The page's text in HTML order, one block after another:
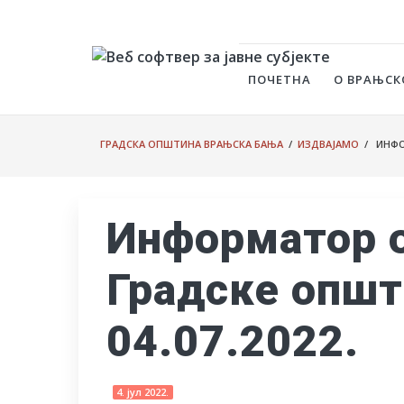
ПОЧЕТНА О
ГРАДСКА ОПШТИНА ВРАЊСКА БАЊА / ИЗДВАЈАМО /
Информатор
Градске
04.07.2022.
4. јул 2022.